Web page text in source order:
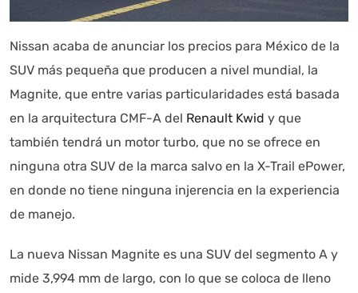
Nissan acaba de anunciar los precios para México de la
SUV más pequeña que producen a nivel mundial, la
Magnite, que entre varias particularidades está basada
en la arquitectura CMF-A del Renault Kwid y que
también tendrá un motor turbo, que no se ofrece en
ninguna otra SUV de la marca salvo en la X-Trail ePower,
en donde no tiene ninguna injerencia en la experiencia
de manejo.
La nueva Nissan Magnite es una SUV del segmento A y
mide 3,994 mm de largo, con lo que se coloca de lleno